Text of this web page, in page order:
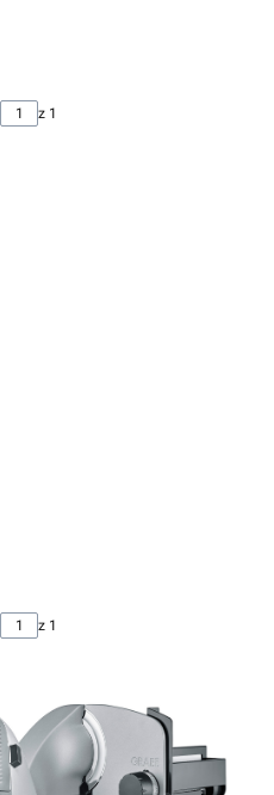
z 1
z 1